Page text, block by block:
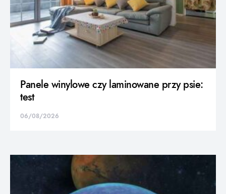
Panele winylowe czy laminowane przy psie:
test
06/08/2026